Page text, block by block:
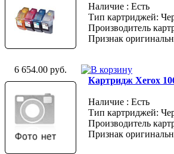
Наличие : Есть
Тип картриджей:
Производитель
Признак
6 654.00 руб.
Картридж Xerox
Наличие : Есть
Тип картриджей:
Производитель
Признак